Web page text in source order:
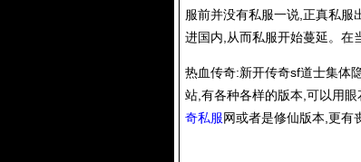
服前并没有私服一说,正真私服
进国内,从而私服开始蔓延。在
热血传奇:新开传奇sf道士集体
站,有各种各样的版本,可以用
奇私服网或者是修仙版本,更有